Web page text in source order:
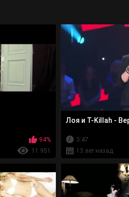
94%
11 951
Лоя и T-Killah -
3:47
13 лет назад